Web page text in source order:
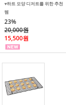
♥️하트 모양 디저트를 위한 추천
템
23%
20,000원
15,500원